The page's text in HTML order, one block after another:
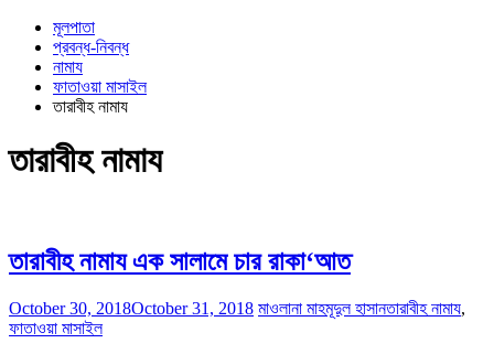
মূলপাতা
প্রবন্ধ-নিবন্ধ
নামায
ফাতাওয়া মাসাইল
তারাবীহ নামায
তারাবীহ নামায
তারাবীহ নামায এক সালামে চার রাকা‘আত
October 30, 2018October 31, 2018 মাওলানা মাহমূদুল হাসানতারাবীহ নামায,
ফাতাওয়া মাসাইল